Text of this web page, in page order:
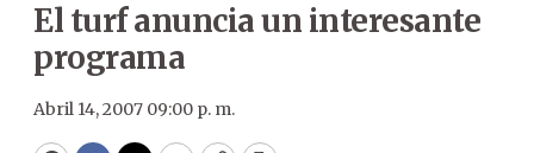
El turf anuncia un interesante
programa
Abril 14, 2007 09:00 p. m.